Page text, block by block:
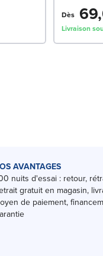
Dès
Livraison
AVANTAGES
nuits d'essai : retour,
gratuit en magasin,
de paiement,